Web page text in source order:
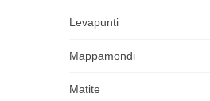
Levapunti
Mappamondi
Matite